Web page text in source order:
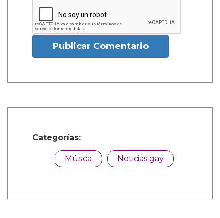
Publicar Comentario
Categorías:
Música Noticias gay